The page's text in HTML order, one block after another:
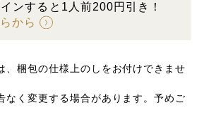
ンすると1人前200円引き！
から
、梱包の仕様上のしをお付けできませ
なく変更する場合があります。予めご